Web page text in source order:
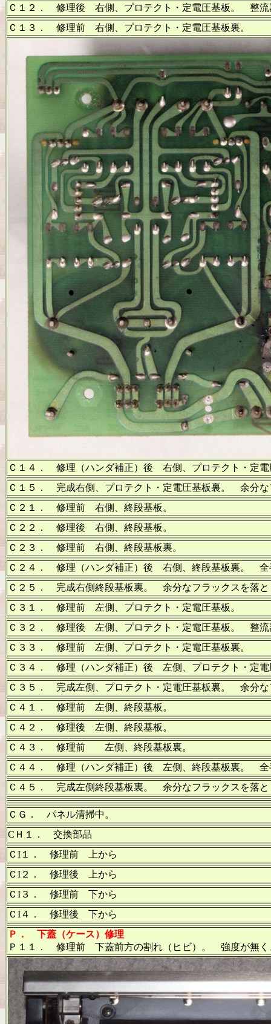
Ｃ１２． 修理後 右側、プロテクト・定電圧基板。 整流
Ｃ１３． 修理前 右側、プロテクト・定電圧基板裏。
Ｃ１４． 修理（ハンダ補正）後 右側、プロテクト・定
Ｃ１５． 完成右側、プロテクト・定電圧基板裏。 余分な
Ｃ２１． 修理前 右側、終段基板。
Ｃ２２． 修理後 右側、終段基板。
Ｃ２３． 修理前 右側、終段基板裏。
Ｃ２４． 修理（ハンダ補正）後 右側、終段基板裏。 全
Ｃ２５． 完成右側終段基板裏。 余分なフラックスを落と
Ｃ３１． 修理前 左側、プロテクト・定電圧基板。
Ｃ３２． 修理後 左側、プロテクト・定電圧基板。 整流
Ｃ３３． 修理前 左側、プロテクト・定電圧基板裏。
Ｃ３４． 修理（ハンダ補正）後 左側、プロテクト・定
Ｃ３５． 完成左側、プロテクト・定電圧基板裏。 余分な
Ｃ４１． 修理前 左側、終段基板。
Ｃ４２． 修理後 左側、終段基板。
Ｃ４３． 修理前 左側、終段基板裏。
Ｃ４４． 修理（ハンダ補正）後 左側、終段基板裏。 全
Ｃ４５． 完成左側終段基板裏。 余分なフラックスを落と
ＣＧ． パネル清掃中。
CＨ１． 交換部品
ＣI１． 修理前 上から
ＣI２． 修理後 上から
ＣI３． 修理前 下から
ＣI４． 修理後 下から
Ｐ．
下蓋（ケース）修理
Ｐ１１． 修理前 下蓋前方の割れ（ヒビ）。 強度が無く